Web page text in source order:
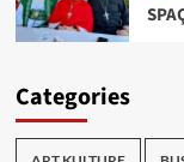
Categories